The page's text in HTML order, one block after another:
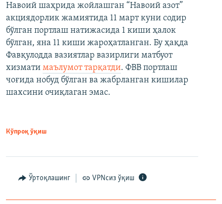
Навоий шаҳрида жойлашган “Навоий азот”
акциядорлик жамиятида 11 март куни содир
бўлган портлаш натижасида 1 киши ҳалок
бўлган, яна 11 киши жароҳатланган. Бу ҳақда
Фавқулодда вазиятлар вазирлиги матбуот
хизмати маълумот тарқатди. ФВВ портлаш
чоғида нобуд бўлган ва жабрланган кишилар
шахсини очиқлаган эмас.
Кўпроқ ўқиш
Ўртоқлашинг VPNсиз ўқиш